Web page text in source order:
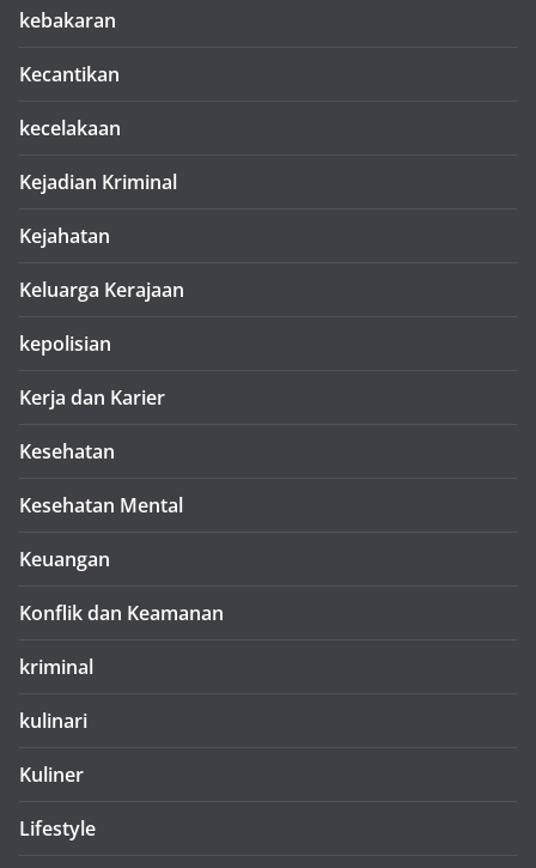
kebakaran
Kecantikan
kecelakaan
Kejadian Kriminal
Kejahatan
Keluarga Kerajaan
kepolisian
Kerja dan Karier
Kesehatan
Kesehatan Mental
Keuangan
Konflik dan Keamanan
kriminal
kulinari
Kuliner
Lifestyle